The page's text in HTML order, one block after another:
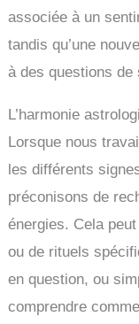
associée à un
tandis qu’une
à des questions
L’harmonie
Lorsque nous
les différents
préconisons de
énergies. Cela
ou de rituels
en question, ou
comprendre